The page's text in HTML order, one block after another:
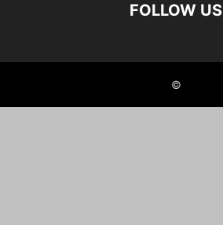
FOLLOW US
©